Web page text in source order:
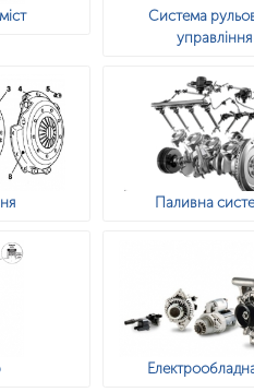
Система
управління
Паливна